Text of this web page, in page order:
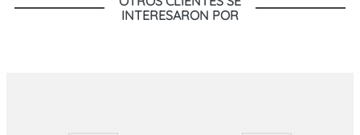
INTERESARON POR